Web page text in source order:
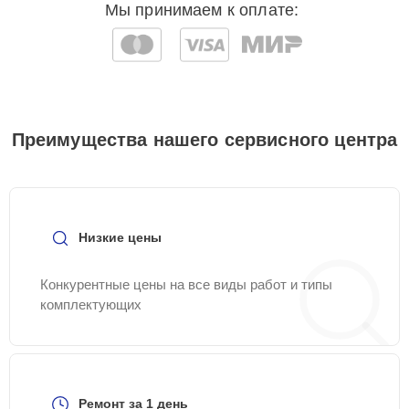
Мы принимаем к оплате:
Преимущества нашего сервисного центра
Низкие цены
Конкурентные цены на все виды работ и типы
комплектующих
Ремонт за 1 день